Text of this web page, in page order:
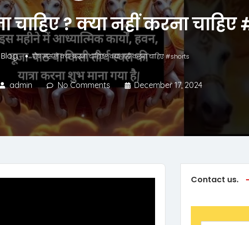
चाहिए ? क्या नहीं करना
Blog पौष मास में क्या करना चाहिए ? क्या नहीं करना चाहिए #shorts
admin No Comments December 17, 2024
Contact us.